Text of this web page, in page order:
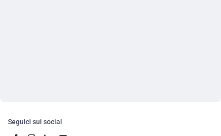
Seguici sui social